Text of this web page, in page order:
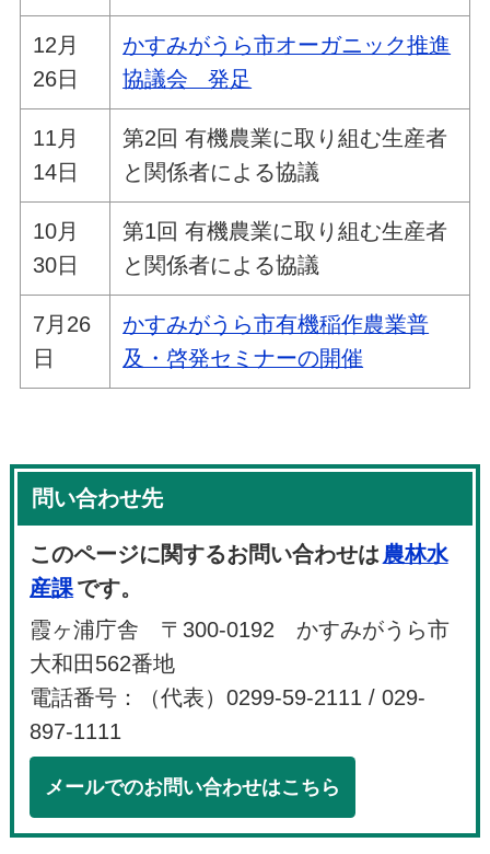
12月
26日
かすみがうら市オーガニック推進
協議会 発足
11月
14日
第2回 有機農業に取り組む生産者
と関係者による協議
10月
30日
第1回 有機農業に取り組む生産者
と関係者による協議
7月26
日
かすみがうら市有機稲作農業普
及・啓発セミナーの開催
問い合わせ先
このページに関するお問い合わせは 農林水
産課です。
霞ヶ浦庁舎 〒300-0192 かすみがうら市
大和田562番地
電話番号：（代表）0299-59-2111 / 029-
897-1111
メールでのお問い合わせはこちら